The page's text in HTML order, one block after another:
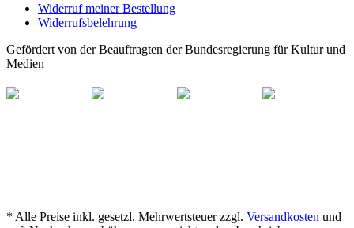
Widerruf meiner Bestellung
Widerrufsbelehrung
Gefördert von der Beauftragten der Bundesregierung für Kultur und
Medien
* Alle Preise inkl. gesetzl. Mehrwertsteuer zzgl. Versandkosten und